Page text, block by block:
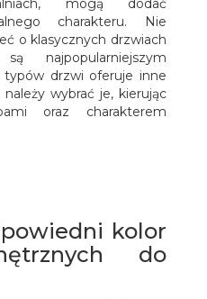
mogą dodać
charakteru. Nie
o klasycznych drzwiach
najpopularniejszym
drzwi oferuje inne
wybrać je, kierując
oraz charakterem
kolor
do